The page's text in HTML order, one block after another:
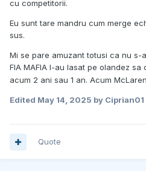
cu competitorii.
Eu sunt tare mandru cum merge
sus.
Mi se pare amuzant totusi ca nu
FIA MAFIA l-au lasat pe olandez
acum 2 ani sau 1 an. Acum
Edited May 14, 2025 by Ciprian01
Quote